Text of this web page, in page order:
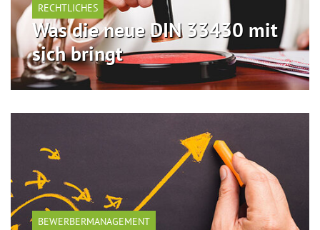
RECHTLICHES
Was die neue DIN 33430 mit
sich bringt
BEWERBERMANAGEMENT